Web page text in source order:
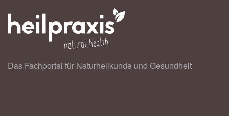
Das Fachportal für Naturheilkunde und Gesundheit